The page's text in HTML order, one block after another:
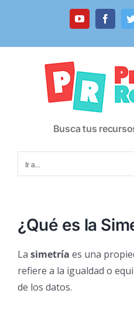
YouTube
Busca tus
Ir a...
¿Qué es la
La simetría es una
refiere a la igualdad o
de los datos.